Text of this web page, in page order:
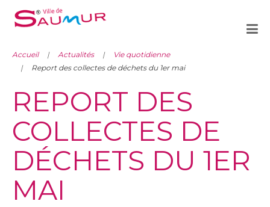
Accueil Actualités
Vie quotidienne
Report des collectes de déchets du 1er mai
REPORT DES
COLLECTES DE
DÉCHETS DU 1ER
MAI